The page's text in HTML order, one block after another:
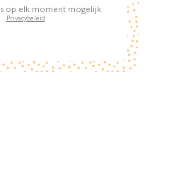
op elk moment mogelijk
Privacybeleid